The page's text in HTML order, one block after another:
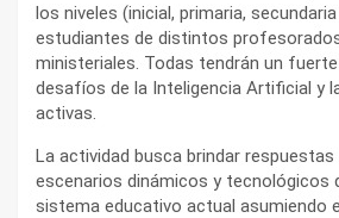
los niveles (inicial, primaria,
estudiantes de distintos
ministeriales. Todas tendrán un
desafíos de la Inteligencia Artificial y
activas.
La actividad busca brindar
escenarios dinámicos y tecnológicos
sistema educativo actual asumiendo